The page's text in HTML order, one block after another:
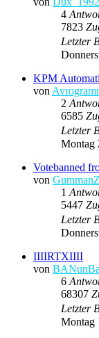
4
7823
Letzter
KPM
von
2
6585
Letzter
Montag
Votebanned
von
1
5447
Letzter
IIIIRTXIIII
von
6
68307
Letzter
Montag